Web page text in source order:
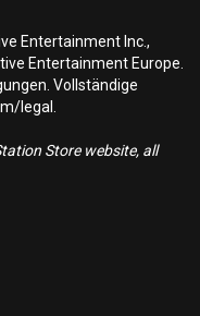
Entertainment Inc.,
Entertainment Europe.
Vollständige
legal.
Store website, all